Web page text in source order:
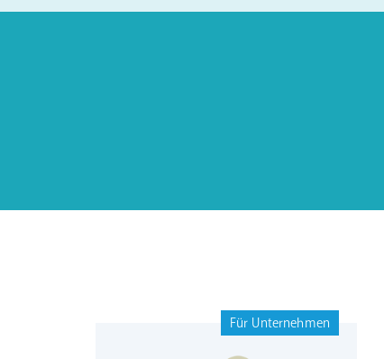
Für Unternehmen